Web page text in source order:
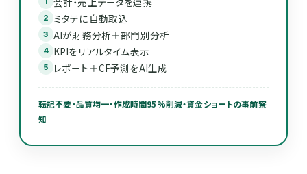
ミタテに自動取込
AIが財務分析＋部門別分析
KPIをリアルタイム表示
レポート＋CF予測をAI生成
転記不要・品質均一・作成時間95%削減・資金ショートの事前察
知